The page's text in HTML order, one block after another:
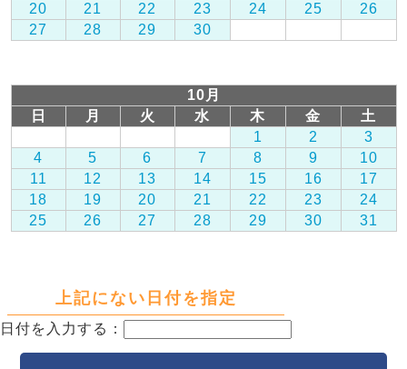
20
21 22 23 24 25
26
27
28 29 30
10月
日
月 火 水 木 金
土
1
2
3
4
5 6 7 8 9
10
11
12 13 14 15 16
17
18
19 20 21 22 23
24
25
26 27 28 29 30 31
上記にない日付を指定
日付を入力する：